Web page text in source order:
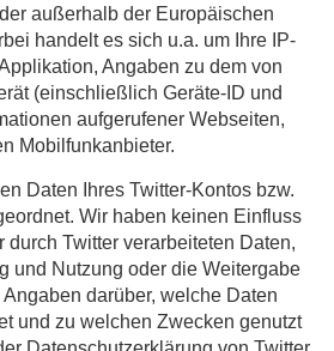
außerhalb der Europäischen
handelt es sich u.a. um Ihre IP-
Angaben zu dem von
(einschließlich Geräte-ID und
aufgerufener Webseiten,
Mobilfunkanbieter.
Daten Ihres Twitter-Kontos bzw.
Wir haben keinen Einfluss
durch Twitter verarbeiteten Daten,
und Nutzung oder die Weitergabe
darüber, welche Daten
und zu welchen Zwecken genutzt